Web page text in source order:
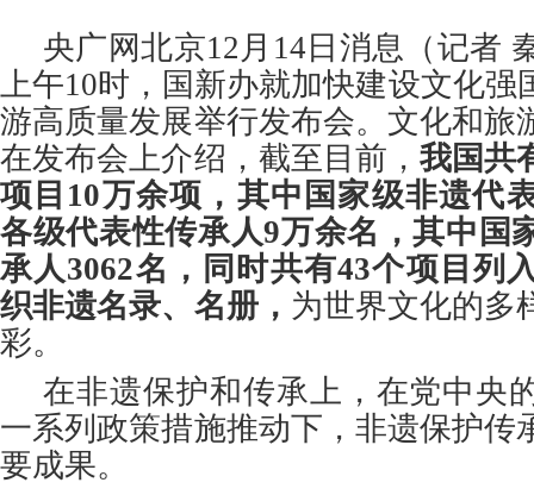
央广网北京12月14日消息（记者
上午10时，国新办就加快建设文化强
游高质量发展举行发布会。文化和旅
在发布会上介绍，截至目前，我国共
项目10万余项，其中国家级非遗代
各级代表性传承人9万余名，其中国
承人3062名，同时共有43个项目列
织非遗名录、名册， 为世界文化的多
彩。
在非遗保护和传承上，在党中央
一系列政策措施推动下，非遗保护传
要成果。